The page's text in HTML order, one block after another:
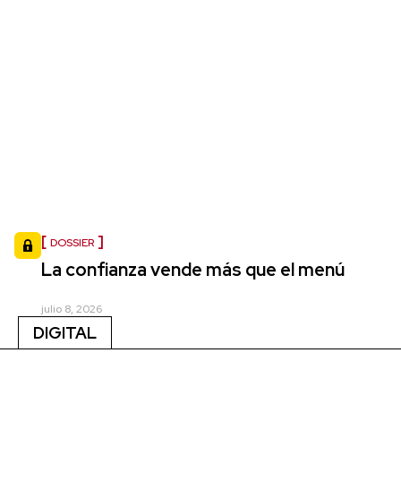
DOSSIER
La confianza vende más que el menú
julio 8, 2026
DIGITAL